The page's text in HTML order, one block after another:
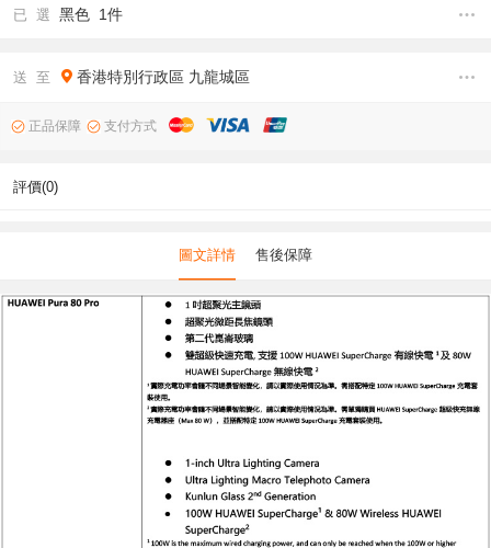
已 選 黑色 1件
送 至 香港特別行政區 九龍城區
正品保障 支付方式
評價(0)
圖文詳情 售後保障